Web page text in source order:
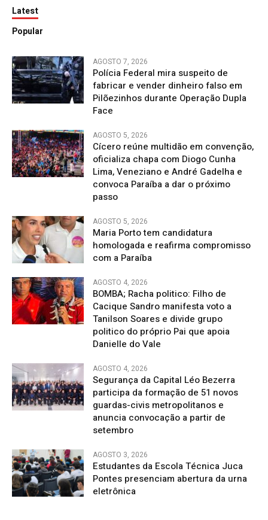
Latest
Popular
AGOSTO 7, 2026
Polícia Federal mira suspeito de
fabricar e vender dinheiro falso em
Pilõezinhos durante Operação Dupla
Face
AGOSTO 5, 2026
Cícero reúne multidão em convenção,
oficializa chapa com Diogo Cunha
Lima, Veneziano e André Gadelha e
convoca Paraíba a dar o próximo
passo
AGOSTO 5, 2026
Maria Porto tem candidatura
homologada e reafirma compromisso
com a Paraíba
AGOSTO 4, 2026
BOMBA; Racha politico: Filho de
Cacique Sandro manifesta voto a
Tanilson Soares e divide grupo
politico do próprio Pai que apoia
Danielle do Vale
AGOSTO 4, 2026
Segurança da Capital Léo Bezerra
participa da formação de 51 novos
guardas-civis metropolitanos e
anuncia convocação a partir de
setembro
AGOSTO 3, 2026
Estudantes da Escola Técnica Juca
Pontes presenciam abertura da urna
eletrônica